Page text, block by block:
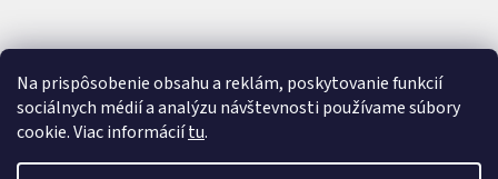
Na prispôsobenie obsahu a reklám, poskytovanie funkcií
sociálnych médií a analýzu návštevnosti používame súbory
cookie. Viac informáciítu.